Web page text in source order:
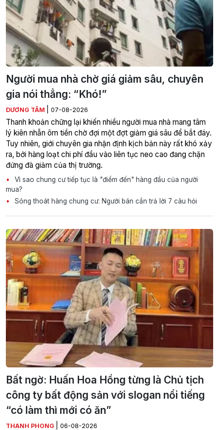
Người mua nhà chờ giá giảm sâu, chuyên
gia nói thẳng: “Khó!”
DƯƠNG TÂM 07-08-2026
Thanh khoản chững lại khiến nhiều người mua nhà mang tâm
lý kiên nhẫn ôm tiền chờ đợi một đợt giảm giá sâu để bắt đáy.
Tuy nhiên, giới chuyên gia nhận định kịch bản này rất khó xảy
ra, bởi hàng loạt chi phí đầu vào liên tục neo cao đang chặn
đứng đà giảm của thị trường.
Vì sao chung cư tiếp tục là "điểm đến" hàng đầu của người
mua?
Sóng thoát hàng chung cư: Người bán cần trả lời 7 câu hỏi
Bất ngờ: Huấn Hoa Hồng từng là Chủ tịch
công ty bất động sản với slogan nổi tiếng
“có làm thì mới có ăn”
THANH PHONG 06-08-2026